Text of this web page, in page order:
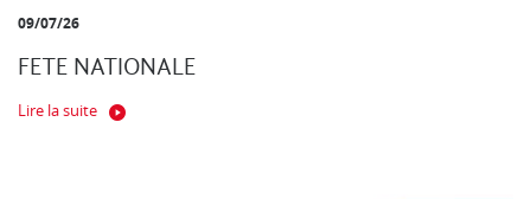
09/07/26
FETE NATIONALE
Lire la suite